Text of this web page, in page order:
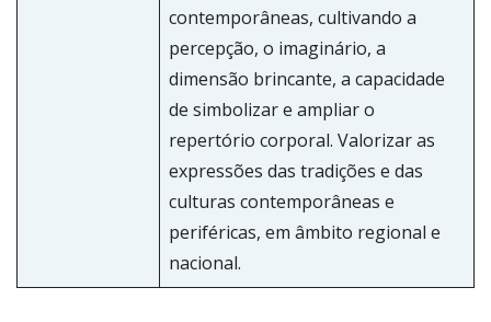
contemporâneas, cultivando a
percepção, o imaginário, a
dimensão brincante, a capacidade
de simbolizar e ampliar o
repertório corporal. Valorizar as
expressões das tradições e das
culturas contemporâneas e
periféricas, em âmbito regional e
nacional.